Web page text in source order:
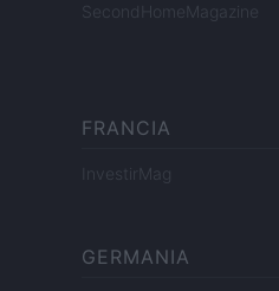
SecondHomeMagazine
FRANCIA
InvestirMag
GERMANIA